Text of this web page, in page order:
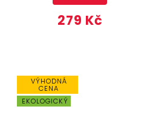
279 Kč
VÝHODNÁ
CENA
EKOLOGICKÝ